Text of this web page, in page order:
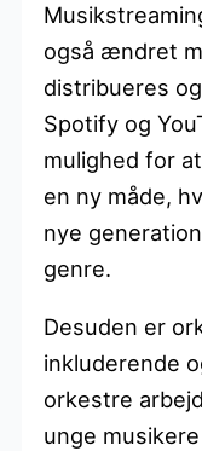
også ændret
distribueres
Spotify og
mulighed for
en ny måde,
nye
genre.
Desuden er
inkluderende
orkestre
unge